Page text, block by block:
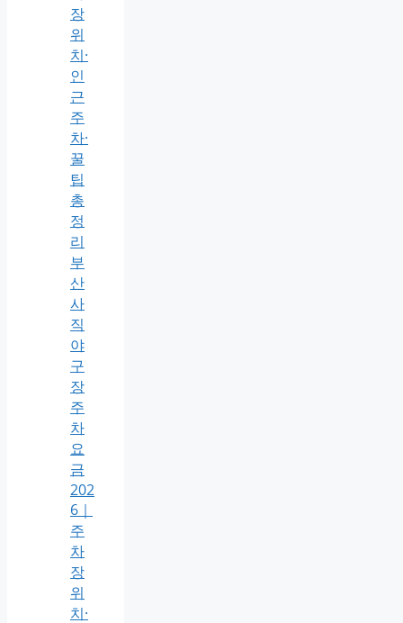
장
위
치·
인
근
주
차·
꿀
팁
총
정
리
부
산
사
직
야
구
장
주
차
요
금
202
6｜
주
차
장
위
치·